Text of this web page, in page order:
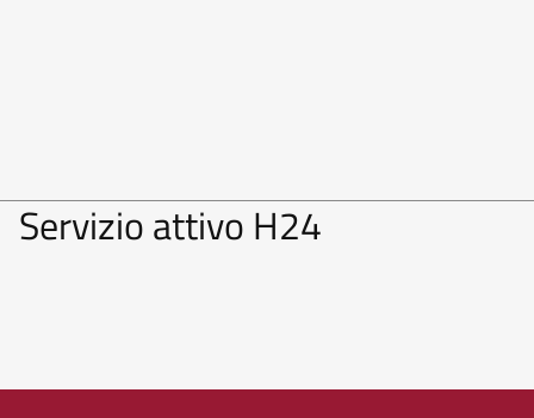
Servizio attivo H24